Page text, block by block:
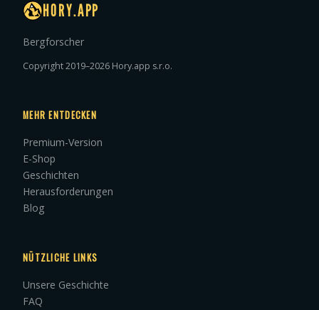
HORY.APP
Bergforscher
Copyright 2019–2026 Hory.app s.r.o.
MEHR ENTDECKEN
Premium-Version
E-Shop
Geschichten
Herausforderungen
Blog
NÜTZLICHE LINKS
Unsere Geschichte
FAQ